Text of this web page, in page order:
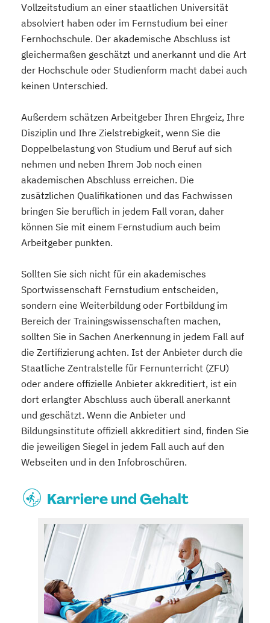
Vollzeitstudium an einer staatlichen Universität
absolviert haben oder im Fernstudium bei einer
Fernhochschule. Der akademische Abschluss ist
gleichermaßen geschätzt und anerkannt und die Art
der Hochschule oder Studienform macht dabei auch
keinen Unterschied.
Außerdem schätzen Arbeitgeber Ihren Ehrgeiz, Ihre
Disziplin und Ihre Zielstrebigkeit, wenn Sie die
Doppelbelastung von Studium und Beruf auf sich
nehmen und neben Ihrem Job noch einen
akademischen Abschluss erreichen. Die
zusätzlichen Qualifikationen und das Fachwissen
bringen Sie beruflich in jedem Fall voran, daher
können Sie mit einem Fernstudium auch beim
Arbeitgeber punkten.
Sollten Sie sich nicht für ein akademisches
Sportwissenschaft Fernstudium entscheiden,
sondern eine Weiterbildung oder Fortbildung im
Bereich der Trainingswissenschaften machen,
sollten Sie in Sachen Anerkennung in jedem Fall auf
die Zertifizierung achten. Ist der Anbieter durch die
Staatliche Zentralstelle für Fernunterricht (ZFU)
oder andere offizielle Anbieter akkreditiert, ist ein
dort erlangter Abschluss auch überall anerkannt
und geschätzt. Wenn die Anbieter und
Bildungsinstitute offiziell akkreditiert sind, finden Sie
die jeweiligen Siegel in jedem Fall auch auf den
Webseiten und in den Infobroschüren.
Karriere und Gehalt